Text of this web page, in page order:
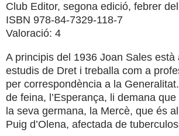
Club Editor, segona edició, febrer
ISBN 978-84-7329-118-7
Valoració: 4
A principis del 1936 Joan Sales està
estudis de Dret i treballa com a
per correspondència a la
de feina, l’Esperança, li demana que
la seva germana, la Mercè, que és
Puig d’Olena, afectada de